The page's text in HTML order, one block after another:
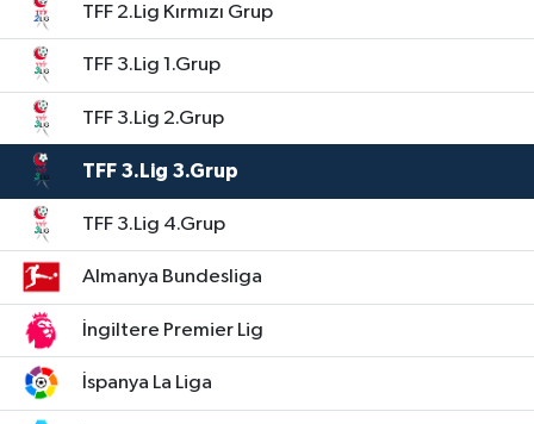
TFF 2.Lig Kırmızı Grup
TFF 3.Lig 1.Grup
TFF 3.Lig 2.Grup
TFF 3.Lig 3.Grup
TFF 3.Lig 4.Grup
Almanya Bundesliga
İngiltere Premier Lig
İspanya La Liga